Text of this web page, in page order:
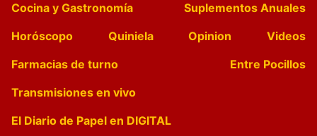
Cocina y Gastronomía
Suplementos Anuales
Horóscopo
Quiniela Opinion
Videos
Farmacias de turno
Entre Pocillos
Transmisiones en vivo
El Diario de Papel en DIGITAL